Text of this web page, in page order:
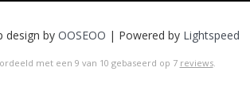
design by OOSEOO | Powered by Lightspeed
met een 9 van 10 gebaseerd op 7 reviews.